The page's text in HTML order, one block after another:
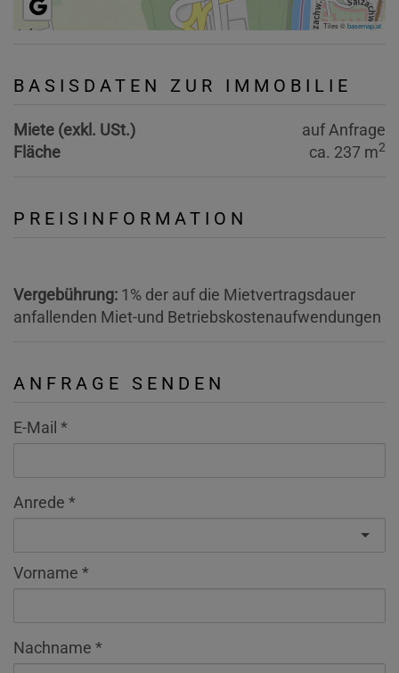
Tiles ©basemap.at
BASISDATEN ZUR IMMOBILIE
Miete (exkl. USt.)
auf Anfrage
Fläche
ca. 237 m2
PREISINFORMATION
Vergebührung: 1% der auf die Mietvertragsdauer
anfallenden Miet-und Betriebskostenaufwendungen
ANFRAGE SENDEN
E-Mail
Anrede
Vorname
Nachname